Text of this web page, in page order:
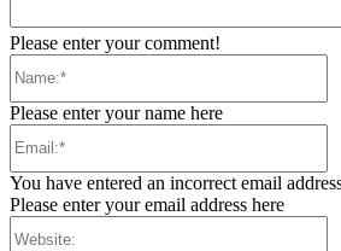
Please enter your comment!
Please enter your name here
You have entered an incorrect email
Please enter your email address here